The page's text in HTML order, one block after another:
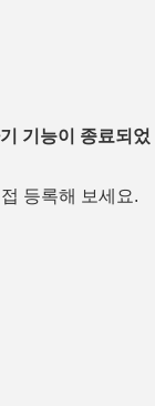
기능이 종료되었
등록해 보세요.